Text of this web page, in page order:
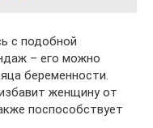
с подобной
– его можно
беременности.
женщину от
поспособствует